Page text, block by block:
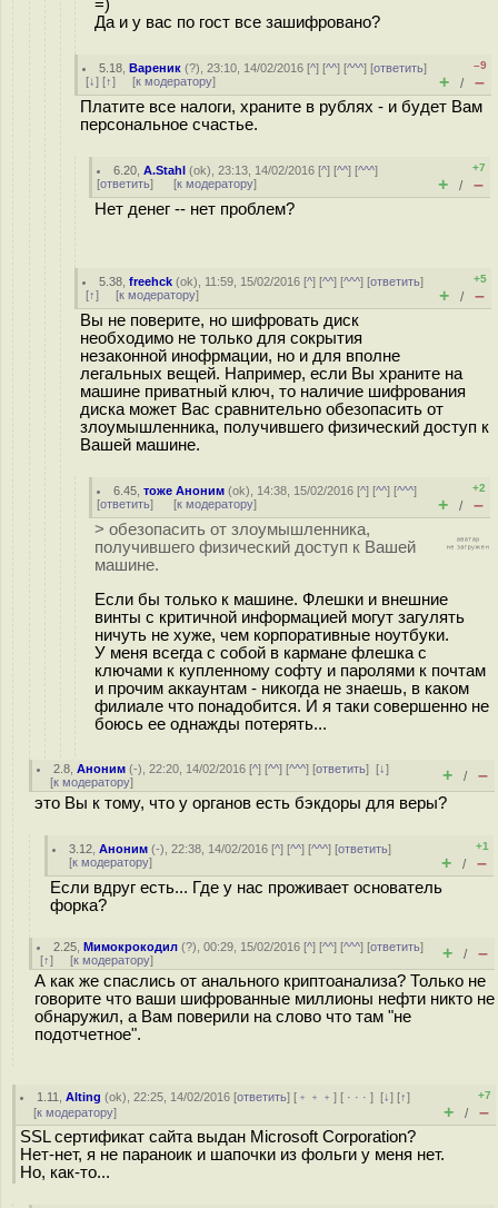
=)
Да и у вас по гост все зашифровано?
5.18 ,Вареник (?), 23:10, 14/02/2016 [^] [^^] [^^^] [ответить]
[↓] [↑] [к модератору]
–9
+ / –
Платите все налоги, храните в рублях - и будет Вам
персональное счастье.
6.20 ,A.Stahl (ok), 23:13, 14/02/2016 [^] [^^] [^^^]
[ответить] [к модератору]
+7
+ / –
Нет денег -- нет проблем?
5.38 ,freehck (ok), 11:59, 15/02/2016 [^] [^^] [^^^] [ответить]
[↑] [к модератору]
+5
+ / –
Вы не поверите, но шифровать диск
необходимо не только для сокрытия
незаконной инофрмации, но и для вполне
легальных вещей. Например, если Вы храните на
машине приватный ключ, то наличие шифрования
диска может Вас сравнительно обезопасить от
злоумышленника, получившего физический доступ к
Вашей машине.
6.45 ,тоже Аноним (ok), 14:38, 15/02/2016 [^] [^^] [^^^]
[ответить] [к модератору]
+2
+ / –
> обезопасить от злоумышленника,
получившего физический доступ к Вашей
машине.
Если бы только к машине. Флешки и внешние
винты с критичной информацией могут загулять
ничуть не хуже, чем корпоративные ноутбуки.
У меня всегда с собой в кармане флешка с
ключами к купленному софту и паролями к почтам
и прочим аккаунтам - никогда не знаешь, в каком
филиале что понадобится. И я таки совершенно не
боюсь ее однажды потерять...
2.8 ,Аноним (-), 22:20, 14/02/2016 [^] [^^] [^^^] [ответить][↓]
[к модератору] + / –
это Вы к тому, что у органов есть бэкдоры для веры?
3.12 ,Аноним (-), 22:38, 14/02/2016 [^] [^^] [^^^] [ответить]
[к модератору]
+1
+ / –
Если вдруг есть... Где у нас проживает основатель
форка?
2.25 ,Мимокрокодил (?), 00:29, 15/02/2016 [^] [^^] [^^^] [ответить]
[↑] [к модератору] + / –
А как же спаслись от анального криптоанализа? Только не
говорите что ваши шифрованные миллионы нефти никто не
обнаружил, а Вам поверили на слово что там "не
подотчетное".
1.11 ,Alting (ok), 22:25, 14/02/2016 [ответить] [ ﹢﹢﹢] [ · · ·][↓] [↑]
[к модератору]
+7
+ / –
SSL сертификат сайта выдан Microsoft Corporation?
Нет-нет, я не параноик и шапочки из фольги у меня нет.
Но, как-то...